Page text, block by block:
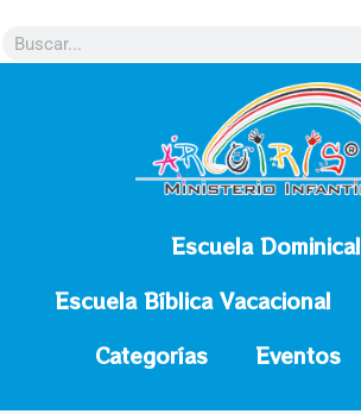
Escuela Dominical
Escuela Bíblica Vacacional
Categorías
Eventos